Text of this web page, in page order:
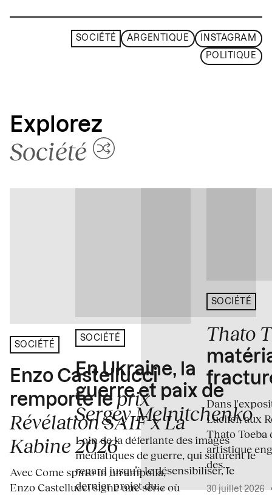
SOCIÉTÉ ARGENTIQUE INSTAGRAM
POLITIQUE
Explorez
Société
SOCIÉTÉ
Enzo Castellucci
remporte le prix
Révélation SAIF x La
Kabine 2026
Avec Come spirto in un'ampolla,
Enzo Castellucci signe une série où
SOCIÉTÉ
En Ukraine, la
guerre et paix de
Sergey Melnitchenko
Loin de la déferlante des images
médiatiques de guerre, qui saturent le
regard jusqu’à le désensibiliser, le
dernier projet du...
SOCIÉTÉ
Thato
Dans
Lucifer, aux
Thato Toeba
artistique
des...
30 juillet 2026